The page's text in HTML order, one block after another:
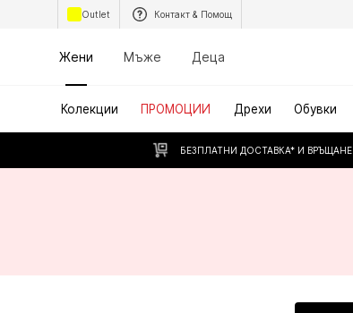
Outlet Контакт & Помощ
Жени Мъже Деца
Колекции ПРОМОЦИИ Дрехи Обувки
БЕЗПЛАТНИ ДОСТАВКА* И ВРЪЩАНЕ